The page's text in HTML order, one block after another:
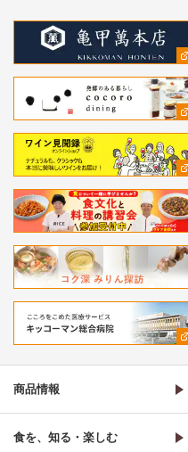
商品情報
食を、知る・楽しむ